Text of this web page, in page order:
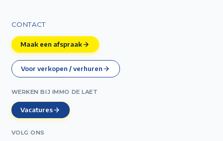
CONTACT
Maak een afspraak
Voor verkopen / verhuren
WERKEN BIJ IMMO DE LAET
Vacatures
VOLG ONS